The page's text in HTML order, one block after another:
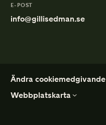
E-POST
info@gillisedman.se
Ändra cookiemedgivande
Webbplatskarta